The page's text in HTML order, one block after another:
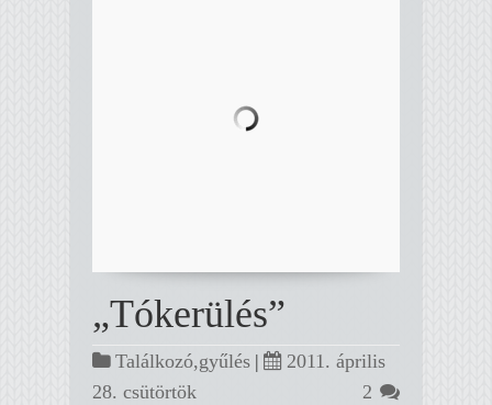
„Tókerülés”
Találkozó,gyűlés |
2011. április
28. csütörtök
2